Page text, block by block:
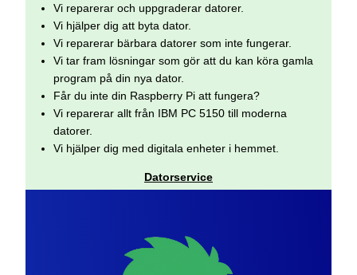
Vi reparerar och uppgraderar datorer.
Vi hjälper dig att byta dator.
Vi reparerar bärbara datorer som inte fungerar.
Vi tar fram lösningar som gör att du kan köra gamla
program på din nya dator.
Får du inte din Raspberry Pi att fungera?
Vi reparerar allt från IBM PC 5150 till moderna
datorer.
Vi hjälper dig med digitala enheter i hemmet.
Datorservice